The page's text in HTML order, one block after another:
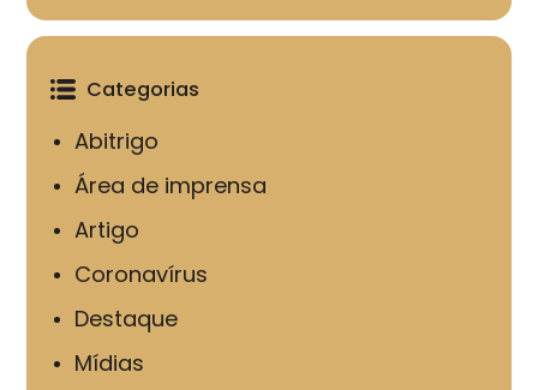
Categorias
Abitrigo
Área de imprensa
Artigo
Coronavírus
Destaque
Mídias